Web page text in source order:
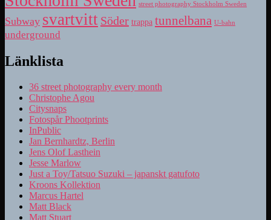
street photography Stockholm Sweden
Subway svartvitt Söder trappa tunnelbana U-bahn
underground
Länklista
36 street photography every month
Christophe Agou
Citysnaps
Fotospår Phootprints
InPublic
Jan Bernhardtz, Berlin
Jens Olof Lasthein
Jesse Marlow
Just a Toy/Tatsuo Suzuki – japanskt gatufoto
Kroons Kollektion
Marcus Hartel
Matt Black
Matt Stuart